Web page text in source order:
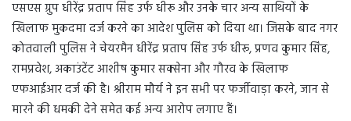
एसएस ग्रुप धीरेंद्र प्रताप सिंह उर्फ धीरू और उनके चार अन्य साथियों के
खिलाफ मुकदमा दर्ज करने का आदेश पुलिस को दिया था। जिसके बाद नगर
कोतवाली पुलिस ने चेयरमैन धीरेंद्र प्रताप सिंह उर्फ धीरू, प्रणव कुमार सिंह,
रामप्रवेश, अकाउंटेंट आशीष कुमार सक्सेना और गौरव के खिलाफ
एफआईआर दर्ज की है। श्रीराम मौर्य ने इन सभी पर फर्जीवाड़ा करने, जान से
मारने की धमकी देने समेत कई अन्य आरोप लगाए हैं।